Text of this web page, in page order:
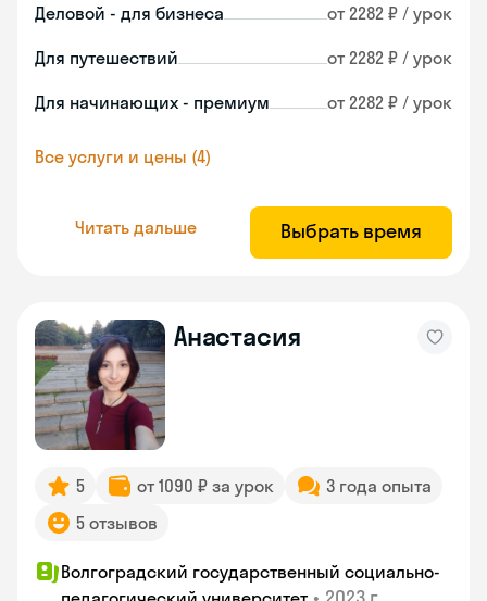
Деловой - для бизнеса от 2282 ₽ / урок
Для путешествий от 2282 ₽ / урок
Для начинающих - премиум от 2282 ₽ / урок
Все услуги и цены (4)
Читать дальше Выбрать время
Анастасия
5 от 1090 ₽ за урок
3 года опыта
5 отзывов
Волгоградский государственный социально-